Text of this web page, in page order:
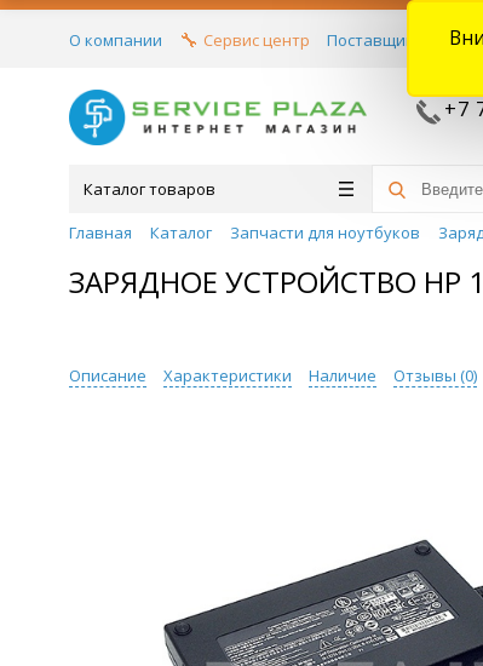
О компании Сервис центр Поставщикам
+7
Каталог товаров
Главная
Каталог Запчасти для ноутбуков
ЗАРЯДНОЕ УСТРОЙСТВО HP
Описание Характеристики Наличие Отзывы (0)